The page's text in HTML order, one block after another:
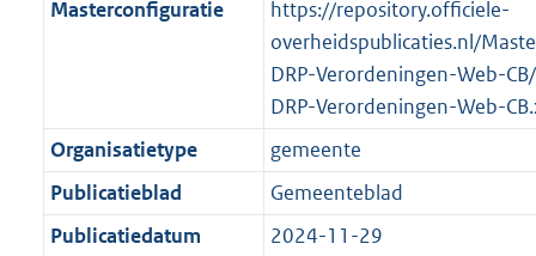
Masterconfiguratie
https://repository.officiele-
overheidspublicaties.nl/
DRP-Verordeningen-Web-
DRP-Verordeningen-Web-
Organisatietype
gemeente
Publicatieblad
Gemeenteblad
Publicatiedatum
2024-11-29